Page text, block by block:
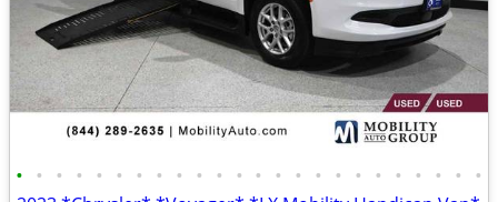
• • • • • • • • • • • • • • • • • • • • • • • •